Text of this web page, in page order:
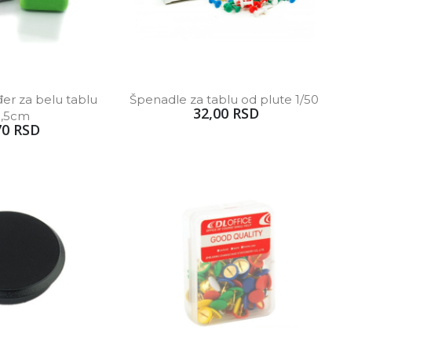
za belu tablu
RSD
Špenadle za tablu od plute 1/50
32,00 RSD